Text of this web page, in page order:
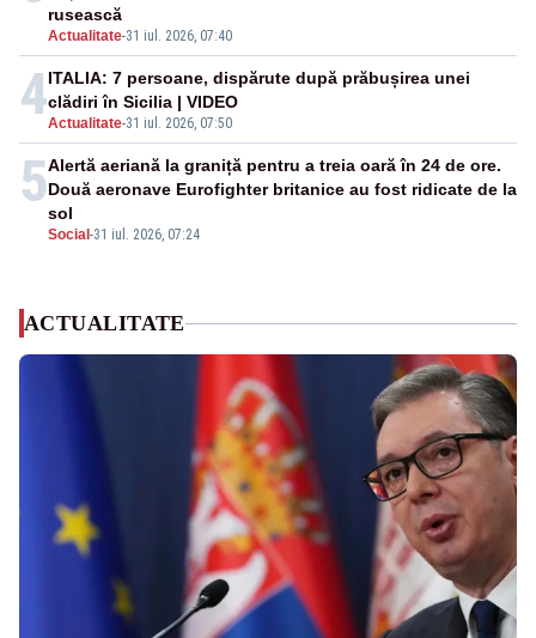
Actualitate-31 iul. 2026, 07:40
rusească
4Actualitate-31 iul. 2026, 07:50
ITALIA: 7 persoane, dispărute după prăbușirea unei
clădiri în Sicilia | VIDEO
5
Social -31 iul. 2026, 07:24
Alertă aeriană la graniță pentru a treia oară în 24 de ore.
Două aeronave Eurofighter britanice au fost ridicate de la
sol
ACTUALITATE